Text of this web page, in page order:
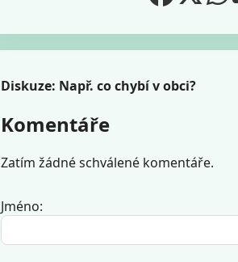
Diskuze: Např. co chybí v obci?
Komentáře
Zatím žádné schválené komentáře.
Jméno: